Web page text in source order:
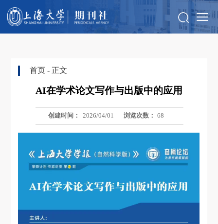
首页 - 正文
AI在学术论文写作与出版中的应用
创建时间： 2026/04/01 浏览次数： 68